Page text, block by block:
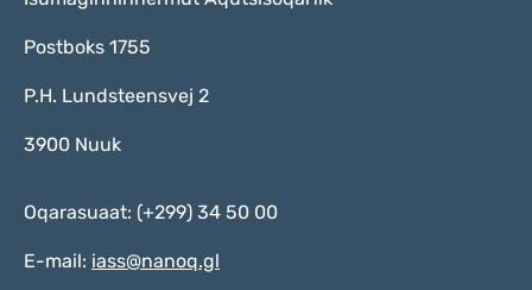
Postboks 1755
P.H. Lundsteensvej 2
3900 Nuuk
Oqarasuaat: (+299) 34 50 00
E-mail: iass@nanoq.gl